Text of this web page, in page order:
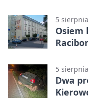
5
Osiem
5
Dwa